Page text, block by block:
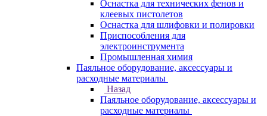
Оснастка для технических фенов и
клеевых пистолетов
Оснастка для шлифовки и полировки
Приспособления для
электроинструмента
Промышленная химия
Паяльное оборудование, аксессуары и
расходные материалы
Назад
Паяльное оборудование, аксессуары и
расходные материалы